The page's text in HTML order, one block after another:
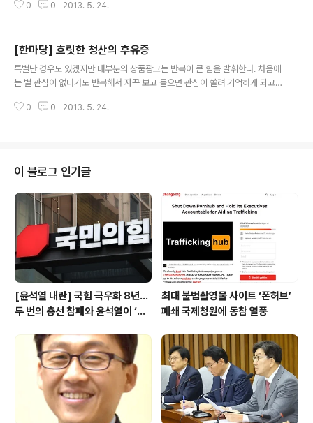
를 지며 “그게 바로 어릴 때 내 모습” 이라고 이야기했다. 그 분은 90이 넘으신
는 그 때 건장한 중년이었는데, 여름에 P.E.I.까지 찾아가 할아버지의 고향을 방
문하여 많은 가족도 만나고, 빨간 섬의 농가에서 온갖 사랑을 받던 기억이 생생
하다. 할아버지는 고향을 떠나서 도시에서 가정을 꾸리고, 평생 톱니바퀴(gea..
0 0 2013. 5. 24.
[한마당] 흐릿한 청산의 후유증
특별난 경우도 있겠지만 대부분의 상품광고는 반복이 큰 힘을 발휘한다. 처음에
는 별 관심이 없다가도 반복해서 자꾸 보고 들으면 관심이 쏠려 기억하게 되고,
믿음이 생겨나 슬슬 지갑을 여는 것이다. 그러니 반복 선전은 광고심리학에 있
나아가면 잠재적 신념으로 자리를 잡기까지 한다. 지난주 5.18 민주화운동 기념
일을 전후해 “5.18은 북괴군 600명이 침투해 벌인 폭동이었다더라” 는 등 북
한 사주에 의한 반..
0 0 2013. 5. 24.
이 블로그 인기글
[윤석열 내란] 국힘 극우화 8년…
두 번의 총선 참패와 윤석열이 ‘폭
최대 불법촬영물 사이트 ‘폰허브’
폐쇄 국제청원에 동참 열풍